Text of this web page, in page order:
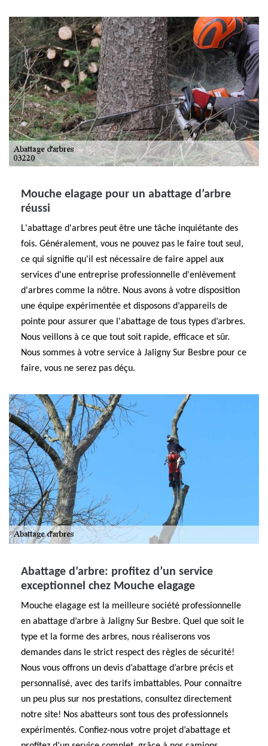
Mouche elagage pour un abattage d’arbre
réussi
L'abattage d'arbres peut être une tâche inquiétante des
fois. Généralement, vous ne pouvez pas le faire tout seul,
ce qui signifie qu'il est nécessaire de faire appel aux
services d'une entreprise professionnelle d'enlèvement
d'arbres comme la nôtre. Nous avons à votre disposition
une équipe expérimentée et disposons d’appareils de
pointe pour assurer que l'abattage de tous types d’arbres.
Nous veillons à ce que tout soit rapide, efficace et sûr.
Nous sommes à votre service à Jaligny Sur Besbre pour ce
faire, vous ne serez pas déçu.
Abattage d’arbre: profitez d’un service
exceptionnel chez Mouche elagage
Mouche elagage est la meilleure société professionnelle
en abattage d’arbre à Jaligny Sur Besbre. Quel que soit le
type et la forme des arbres, nous réaliserons vos
demandes dans le strict respect des règles de sécurité!
Nous vous offrons un devis d’abattage d’arbre précis et
personnalisé, avec des tarifs imbattables. Pour connaitre
un peu plus sur nos prestations, consultez directement
notre site! Nos abatteurs sont tous des professionnels
expérimentés. Confiez-nous votre projet d’abattage et